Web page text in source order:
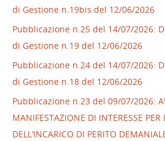
di Gestione n.19bis del 12/06/2026
Pubblicazione n.25 del 14/07/2026:
di Gestione n.19 del 12/06/2026
Pubblicazione n.24 del 14/07/2026:
di Gestione n.18 del 12/06/2026
Pubblicazione n.23 del 09/07/2026:
MANIFESTAZIONE DI INTERESSE PER
DELL’INCARICO DI PERITO